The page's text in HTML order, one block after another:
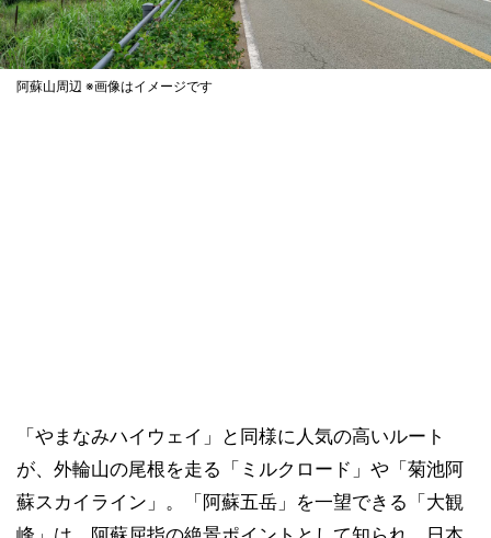
阿蘇山周辺 ※画像はイメージです
「やまなみハイウェイ」と同様に人気の高いルート
が、外輪山の尾根を走る「ミルクロード」や「菊池阿
蘇スカイライン」。「阿蘇五岳」を一望できる「大観